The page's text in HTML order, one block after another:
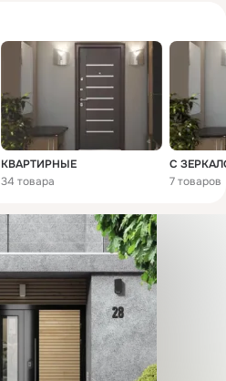
КВАРТИРНЫЕ
34 товара
С
7 товаров